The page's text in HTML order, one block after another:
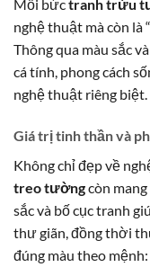
Mỗi bứctranh trừu
nghệ thuật mà còn là
Thông qua màu sắc
cá tính, phong cách
nghệ thuật riêng biệt.
Giá trị tinh thần và
Không chỉ đẹp về
treo tườngcòn
sắc và bố cục tranh
thư giãn, đồng thời
đúng màu theo mệnh: